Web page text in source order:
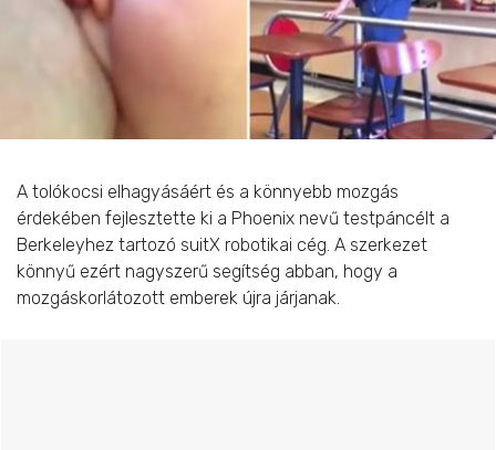
A tolókocsi elhagyásáért és a könnyebb mozgás
érdekében fejlesztette ki a Phoenix nevű testpáncélt a
Berkeleyhez tartozó suitX robotikai cég. A szerkezet
könnyű ezért nagyszerű segítség abban, hogy a
mozgáskorlátozott emberek újra járjanak.